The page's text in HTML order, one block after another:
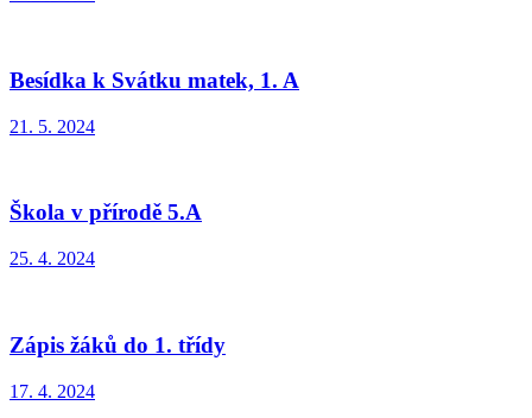
Besídka k Svátku matek, 1. A
21. 5. 2024
Škola v přírodě 5.A
25. 4. 2024
Zápis žáků do 1. třídy
17. 4. 2024